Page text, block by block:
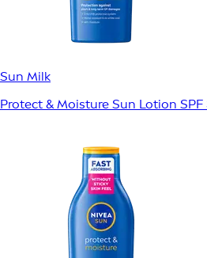
Sun Milk
Protect & Moisture Sun Lotion SPF